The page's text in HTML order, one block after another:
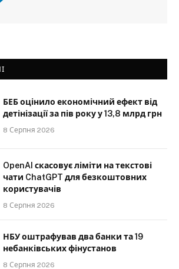
БЕБ оцінило економічний ефект від
детінізації за пів року у 13,8 млрд грн
8 Серпня 2026
OpenAI скасовує ліміти на текстові
чати ChatGPT для безкоштовних
користувачів
8 Серпня 2026
НБУ оштрафував два банки та 19
небанківських фінустанов
8 Серпня 2026